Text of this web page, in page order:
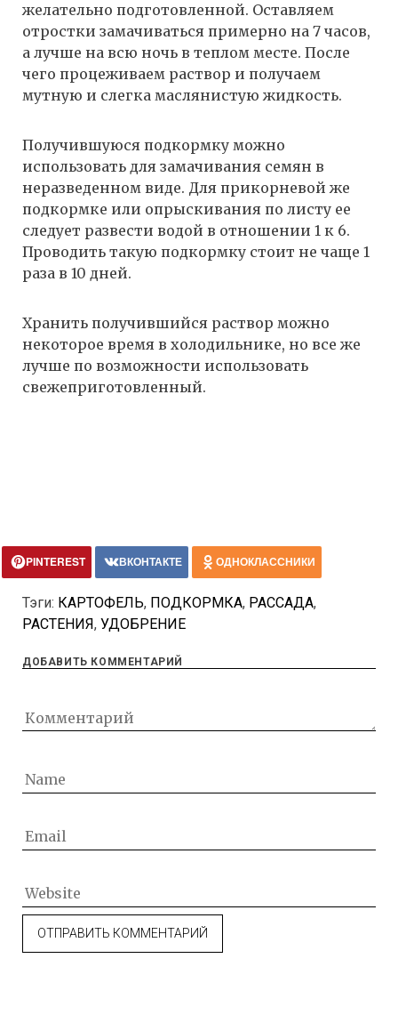
желательно подготовленной. Оставляем
отростки замачиваться примерно на 7 часов,
а лучше на всю ночь в теплом месте. После
чего процеживаем раствор и получаем
мутную и слегка маслянистую жидкость.
Получившуюся подкормку можно
использовать для замачивания семян в
неразведенном виде. Для прикорневой же
подкормке или опрыскивания по листу ее
следует развести водой в отношении 1 к 6.
Проводить такую подкормку стоит не чаще 1
раза в 10 дней.
Хранить получившийся раствор можно
некоторое время в холодильнике, но все же
лучше по возможности использовать
свежеприготовленный.
PINTEREST ВКОНТАКТЕ ОДНОКЛАССНИКИ
Тэги: КАРТОФЕЛЬ, ПОДКОРМКА, РАССАДА,
РАСТЕНИЯ, УДОБРЕНИЕ
ДОБАВИТЬ КОММЕНТАРИЙ